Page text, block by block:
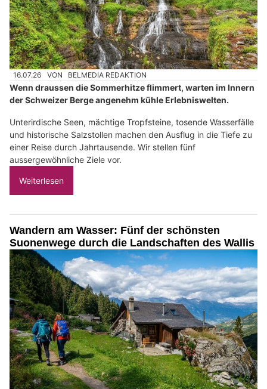
16.07.26 VON BELMEDIA REDAKTION
Wenn draussen die Sommerhitze flimmert, warten im Innern
der Schweizer Berge angenehm kühle Erlebniswelten.
Unterirdische Seen, mächtige Tropfsteine, tosende Wasserfälle
und historische Salzstollen machen den Ausflug in die Tiefe zu
einer Reise durch Jahrtausende. Wir stellen fünf
aussergewöhnliche Ziele vor.
Weiterlesen
Wandern am Wasser: Fünf der schönsten
Suonenwege durch die Landschaften des Wallis